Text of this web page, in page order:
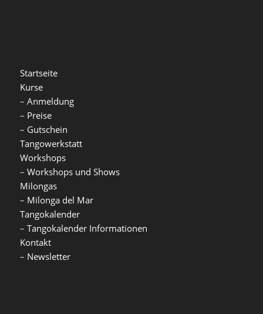
Startseite
Kurse
– Anmeldung
– Preise
– Gutschein
Tangowerkstatt
Workshops
– Workshops und Shows
Milongas
– Milonga del Mar
Tangokalender
– Tangokalender Informationen
Kontakt
– Newsletter